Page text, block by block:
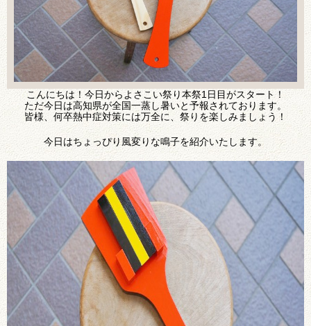
こんにちは！今日からよさこい祭り本祭1日目がスタート！
ただ今日は高知県が全国一蒸し暑いと予報されております。
皆様、何卒熱中症対策には万全に、祭りを楽しみましょう！
今日はちょっぴり風変りな鳴子を紹介いたします。